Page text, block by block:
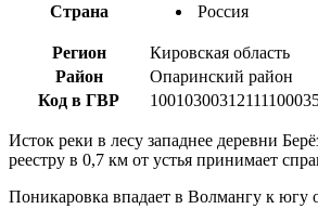
Страна Россия
Регион
Кировская область
Район
Опаринский район
Код в ГВР
Исток реки в лесу западнее деревни
реестру в 0,7 км от устья принимает
Поникаровка впадает в Волмангу к